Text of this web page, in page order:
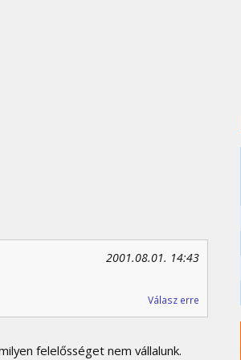
2001.08.01. 14:43
Válasz erre
felelősséget nem vállalunk.